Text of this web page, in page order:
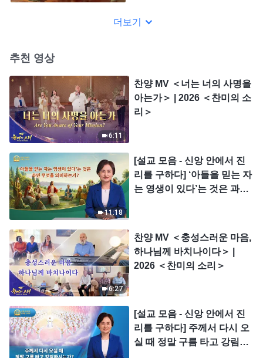
더보기
추천 영상
6:11
찬양 MV ＜너는 너의 사명을
아는가＞ | 2026 ＜찬미의 소
리＞
11:18
[설교 모음 - 신앙 안에서 진
리를 구하다] ‘아들을 믿는 자
는 영생이 있다’는 것은 과연
6:27
찬양 MV ＜충성스러운 마음,
하나님께 바치나이다＞ |
2026 ＜찬미의 소리＞
[설교 모음 - 신앙 안에서 진
리를 구하다] 주께서 다시 오
실 때 정말 구름 타고 강림하